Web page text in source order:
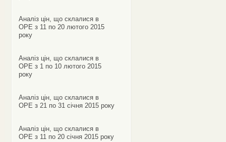
Аналіз цін, що склалися в
ОРЕ з 11 по 20 лютого 2015
року
Аналіз цін, що склалися в
ОРЕ з 1 по 10 лютого 2015
року
Аналіз цін, що склалися в
ОРЕ з 21 по 31 січня 2015 року
Аналіз цін, що склалися в
ОРЕ з 11 по 20 січня 2015 року